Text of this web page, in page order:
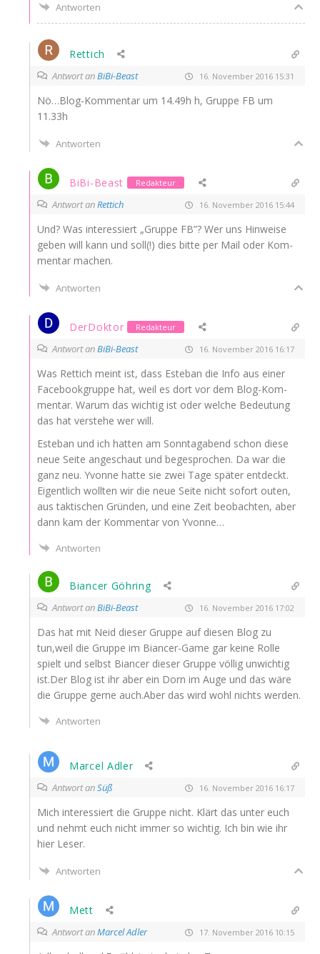
Antworten
Rettich
Antwort anBiBi-Beast 16. November 2016 15:31
Nö…Blog-Kommentar um 14.49h h, Grup­pe FB um
11.33h
Antworten
BiBi-Beast Redakteur
Antwort anRettich 16. November 2016 15:44
Und? Was inter­es­siert „Grup­pe FB”? Wer uns Hin­wei­se
geben will kann und soll(!) dies bit­te per Mail oder Kom­
men­tar machen.
Antworten
DerDoktor Redakteur
Antwort anBiBi-Beast 16. November 2016 16:17
Was Ret­tich meint ist, dass Este­ban die Info aus einer
Face­book­grup­pe hat, weil es dort vor dem Blog-Kom­
men­tar. War­um das wich­tig ist oder wel­che Bedeu­tung
das hat ver­ste­he wer will.
Este­ban und ich hat­ten am Sonn­tag­abend schon die­se
neue Sei­te ange­schaut und bege­spro­chen. Da war die
ganz neu. Yvonne hat­te sie zwei Tage spä­ter ent­deckt.
Eigent­lich woll­ten wir die neue Sei­te nicht sofort outen,
aus tak­ti­schen Grün­den, und eine Zeit beob­ach­ten, aber
dann kam der Kom­men­tar von Yvonne…
Antworten
Biancer Göhring
Antwort anBiBi-Beast 16. November 2016 17:02
Das hat mit Neid die­ser Grup­pe auf die­sen Blog zu
tun,weil die Grup­pe im Biancer-Game gar kei­ne Rol­le
spielt und selbst Biancer die­ser Grup­pe völ­lig unwich­tig
ist.Der Blog ist ihr aber ein Dorn im Auge und das wäre
die Grup­pe ger­ne auch.Aber das wird wohl nichts werden.
Antworten
Marcel Adler
Antwort anSüß 16. November 2016 16:17
Mich inter­es­siert die Grup­pe nicht. Klärt das unter euch
und nehmt euch nicht immer so wich­tig. Ich bin wie ihr
hier Leser.
Antworten
Mett
Antwort anMarcel Adler 17. November 2016 10:15